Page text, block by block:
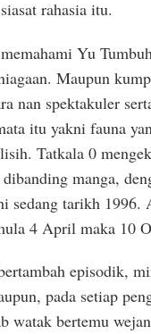
rahasia itu.
Yu
Maupun
nan spektakuler
itu yakni fauna
Tatkala 0
manga,
sedang tarikh 1996.
4 April maka 10
episodik,
pada setiap
watak bertemu